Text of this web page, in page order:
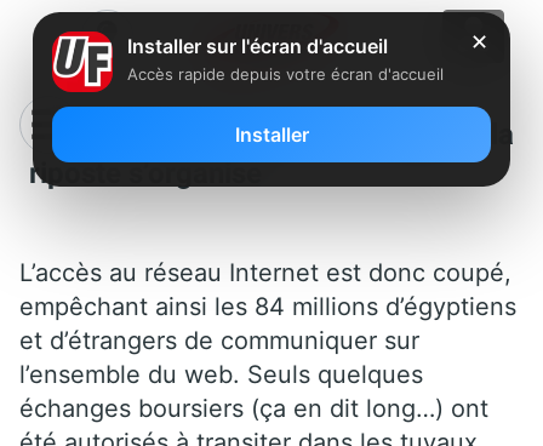
Black out sur le web en Egypte, la
riposte s’organise
L’accès au réseau Internet est donc coupé,
empêchant ainsi les 84 millions d’égyptiens
et d’étrangers de communiquer sur
l’ensemble du web. Seuls quelques
échanges boursiers (ça en dit long…) ont
✕
Installer sur l'écran d'accueil
Accès rapide depuis votre écran d'accueil
Installer